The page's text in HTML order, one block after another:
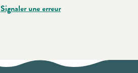
Signaler une erreur